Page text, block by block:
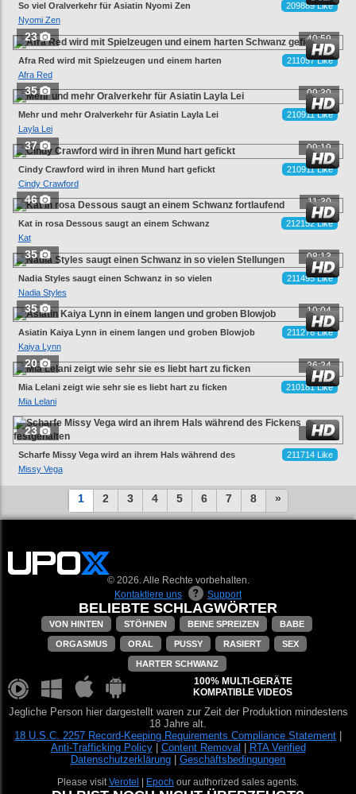
209889 Like
So viel Oralverkehr für Asiatin Nyomi Zen
Nyomi Zen
40:59
23
211057 Like
Afra Red wird mit Spielzeugen und einem harten
Schwanz gefickt
Afra Red
09:30
35
210911 Like
Mehr und mehr Oralverkehr für Asiatin Layla Lei
Layla Lei
09:19
37
210911 Like
Cindy Crawford wird in ihren Mund hart gefickt
Cindy Crawford
11:30
46
212152 Like
Kat in rosa Dessous saugt an einem Schwanz
fortlaufend
Kat
08:13
35
211495 Like
Nadia Styles saugt einen Schwanz in so vielen
Stellungen
Nadia Styles
10:04
35
211276 Like
Asiatin Kaiya Lynn in einem langen und groben Blowjob
Kaiya Lynn
26:24
20
210181 Like
Mia Lelani zeigt wie sehr sie es liebt hart zu ficken
Mia Lelani
24:57
23
211714 Like
Scharfe Missy Vega wird an ihrem Hals während des
Fickens festgehalten
Missy Vega
1 2 3 4 5 6 7 8 »
© 2026. Alle Rechte vorbehalten.
Kontaktiere uns
Support
BELIEBTE SCHLAGWÖRTER
VON HINTEN STÖHNEN BEINE SPREIZEN BABE
ORGASMUS ORAL PUSSY RASIERT SEX
HARTER SCHWANZ
100% MULTI-GERÄTE
KOMPATIBLE VIDEOS
Jegliche Person hier dargestellt waren zur Zeit der Produktion mindestens
18 Jahre alt.
18 U.S.C. 2257 Record-Keeping Requirements Compliance Statement
Anti-Trafficking Policy| Content Removal
RTA Verified
Datenschutzerklärung
Geschäftsbedingungen
Please visitVerotel Epoch our authorized sales agents.